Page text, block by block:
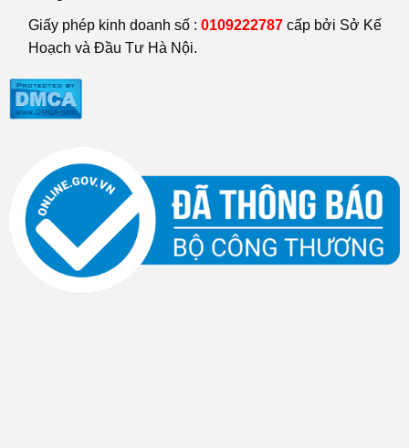
Giấy phép kinh doanh số : 0109222787 cấp bởi Sở Kế
Hoạch và Đầu Tư Hà Nội.